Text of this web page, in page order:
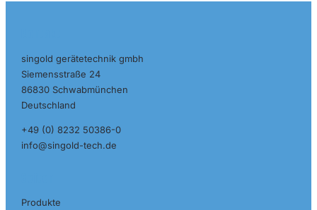
singold gerätetechnik gmbh
Siemensstraße 24
86830 Schwabmünchen
Deutschland
+49 (0) 8232 50386-0
info@singold-tech.de
Produkte